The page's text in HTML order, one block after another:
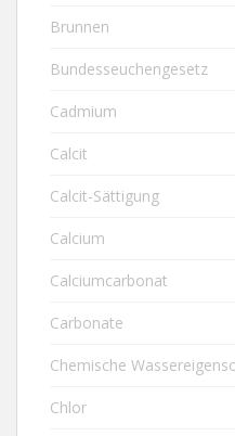
Brunnen
Bundesseuchengesetz
Cadmium
Calcit
Calcit-Sättigung
Calcium
Calciumcarbonat
Carbonate
Chemische
Chlor